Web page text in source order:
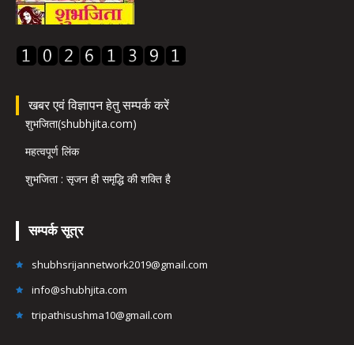
खबर एवं विज्ञापन हेतु सम्पर्क करें
शुभजिता(shubhjita.com)
महत्वपूर्ण लिंक
शुभजिता : सृजन ही समृद्धि की शक्ति है
सम्पर्क सूत्र
shubhsrijannetwork2019@gmail.com
info@shubhjita.com
tripathisushma10@gmail.com